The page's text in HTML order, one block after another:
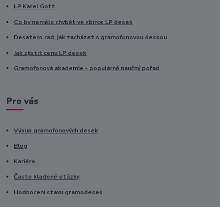
LP Karel Gott
Co by nemělo chybět ve sbírce LP desek
Desatero rad, jak zacházet s gramofonovou deskou
Jak zjistit cenu LP desek
Gramofonová akademie - populárně naučný pořad
Pro vás
Výkup gramofonových desek
Blog
Kariéra
Často kladené otázky
Hodnocení stavu gramodesek